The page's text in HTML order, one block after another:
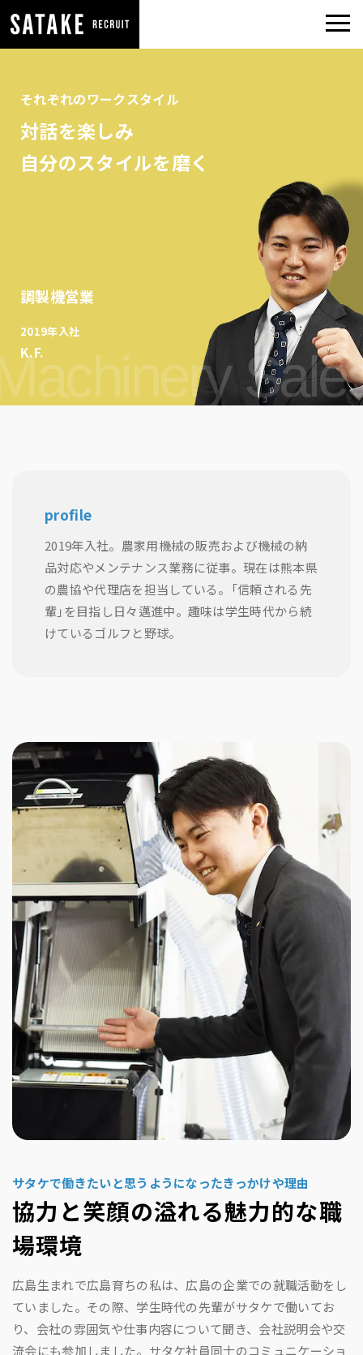
それぞれのワークスタイル
対話を楽しみ
自分のスタイルを磨く
調製機営業
2019年入社
K.F.
profile
2019年入社。農家用機械の販売および機械の納
品対応やメンテナンス業務に従事。現在は熊本県
の農協や代理店を担当している。「信頼される先
輩」を目指し日々邁進中。趣味は学生時代から続
けているゴルフと野球。
サタケで働きたいと思うようになったきっかけや理由
協力と笑顔の溢れる魅力的な職
場環境
広島生まれで広島育ちの私は、広島の企業での就職活動をし
ていました。その際、学生時代の先輩がサタケで働いてお
り、会社の雰囲気や仕事内容について聞き、会社説明会や交
流会にも参加しました。サタケ社員同士のコミュニケーショ